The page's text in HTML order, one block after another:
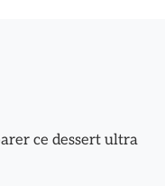
ce dessert ultra